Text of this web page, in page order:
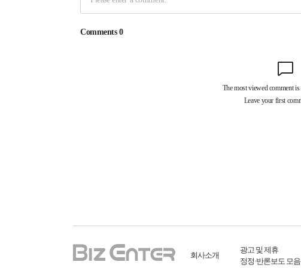
회사소개
광고 및 제휴
정정·반론보도 모음